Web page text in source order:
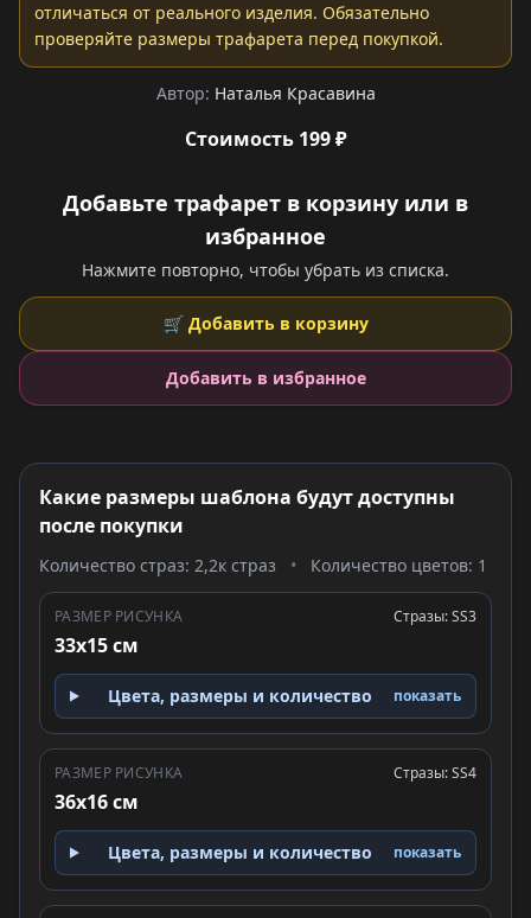
отличаться от реального изделия. Обязательно
проверяйте размеры трафарета перед покупкой.
Автор: Наталья Красавина
Стоимость 199 ₽
Добавьте трафарет в корзину или в
избранное
Нажмите повторно, чтобы убрать из списка.
🛒 Добавить в корзину
Добавить в избранное
Какие размеры шаблона будут доступны
после покупки
Количество страз: 2,2к страз • Количество цветов: 1
РАЗМЕР РИСУНКА
33x15 см
Стразы: SS3
Цвета, размеры и количество показать
РАЗМЕР РИСУНКА
36x16 см
Стразы: SS4
Цвета, размеры и количество показать